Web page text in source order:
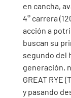
en cancha,
4° carrera
acción a
buscan su
segundo del
generación,
GREAT RYE
y pasando